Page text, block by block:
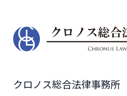
クロノス総合法律事務所